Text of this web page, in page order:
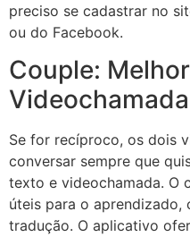
preciso se cadastrar no
ou do Facebook.
Couple:
Se for recíproco, os dois
conversar sempre que
texto e videochamada. O
úteis para o
tradução. O aplicativo